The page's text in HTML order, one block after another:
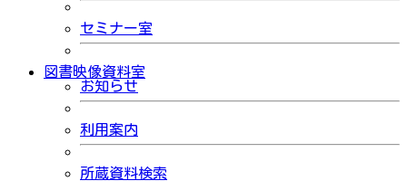
セミナー室
図書映像資料室
お知らせ
利用案内
所蔵資料検索